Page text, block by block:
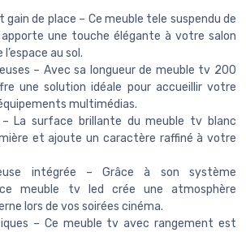
gain de place – Ce meuble tele suspendu de
une touche élégante à votre salon
au sol.
– Avec sa longueur de meuble tv 200
une solution idéale pour accueillir votre
multimédias.
– La surface brillante du meuble tv blanc
et ajoute un caractère raffiné à votre
intégrée – Grâce à son système
ce meuble tv led crée une atmosphère
lors de vos soirées cinéma.
– Ce meuble tv avec rangement est